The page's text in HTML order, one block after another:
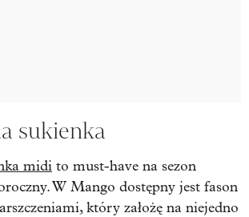
sukienka
midi to must-have na sezon
W Mango dostępny jest fason
który założę na niejedno